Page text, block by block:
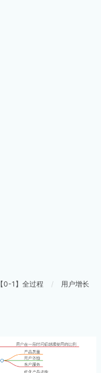
【0-1】全过程 /
用户增长